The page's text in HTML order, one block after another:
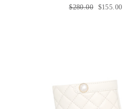
Normaler
$280.00 $155.00